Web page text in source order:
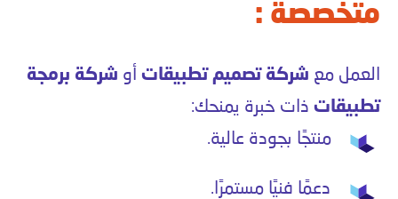
متخصصة :
العمل مع شركة تصميم تطبيقات أو شركة برمجة
تطبيقات ذات خبرة يمنحك:
منتجًا بجودة عالية.
دعمًا فنيًا مستمرًا.